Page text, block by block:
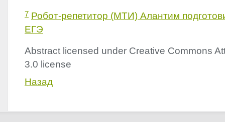
7 Робот-репетитор (МТИ) Алантим
ЕГЭ
Abstract licensed under Creative Commons
3.0 license
Назад